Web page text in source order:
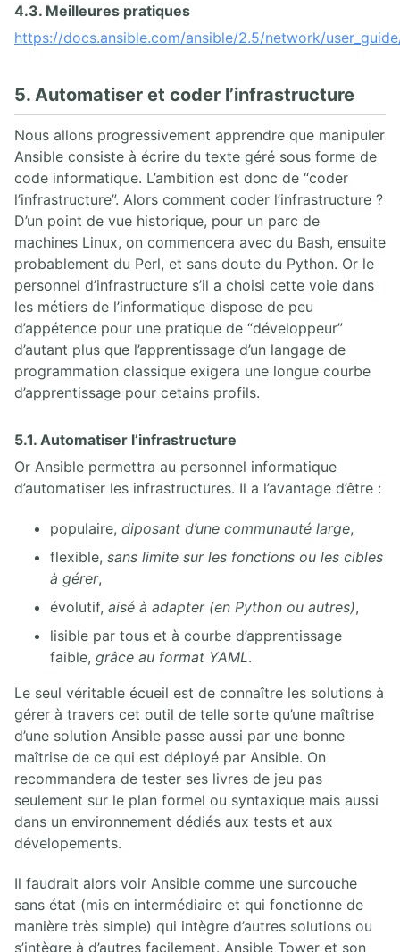
4.3. Meilleures pratiques
https://docs.ansible.com/ansible/2.5/network/
5. Automatiser et coder l’infrastructure
Nous allons progressivement apprendre que manipuler
Ansible consiste à écrire du texte géré sous forme de
code informatique. L’ambition est donc de “coder
l’infrastructure”. Alors comment coder l’infrastructure ?
D’un point de vue historique, pour un parc de
machines Linux, on commencera avec du Bash, ensuite
probablement du Perl, et sans doute du Python. Or le
personnel d’infrastructure s’il a choisi cette voie dans
les métiers de l’informatique dispose de peu
d’appétence pour une pratique de “développeur”
d’autant plus que l’apprentissage d’un langage de
programmation classique exigera une longue courbe
d’apprentissage pour cetains profils.
5.1. Automatiser l’infrastructure
Or Ansible permettra au personnel informatique
d’automatiser les infrastructures. Il a l’avantage d’être :
populaire, diposant d’une communauté large,
flexible, sans limite sur les fonctions ou les cibles
à gérer,
évolutif, aisé à adapter (en Python ou autres),
lisible par tous et à courbe d’apprentissage
faible, grâce au format YAML.
Le seul véritable écueil est de connaître les solutions à
gérer à travers cet outil de telle sorte qu’une maîtrise
d’une solution Ansible passe aussi par une bonne
maîtrise de ce qui est déployé par Ansible. On
recommandera de tester ses livres de jeu pas
seulement sur le plan formel ou syntaxique mais aussi
dans un environnement dédiés aux tests et aux
dévelopements.
Il faudrait alors voir Ansible comme une surcouche
sans état (mis en intermédiaire et qui fonctionne de
manière très simple) qui intègre d’autres solutions ou
s’intègre à d’autres facilement. Ansible Tower et son